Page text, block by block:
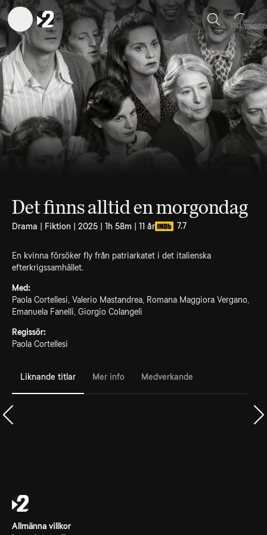
Sök
Det finns alltid en morgondag
Drama | Fiktion | 2025 | 1h 58m | 11 år 7.7
En kvinna försöker fly från patriarkatet i det italienska
efterkrigssamhället.
Med:
Paola Cortellesi, Valerio Mastandrea, Romana Maggiora Vergano,
Emanuela Fanelli, Giorgio Colangeli
Regissör:
Paola Cortellesi
Liknande titlar Mer info Medverkande
Allmänna villkor